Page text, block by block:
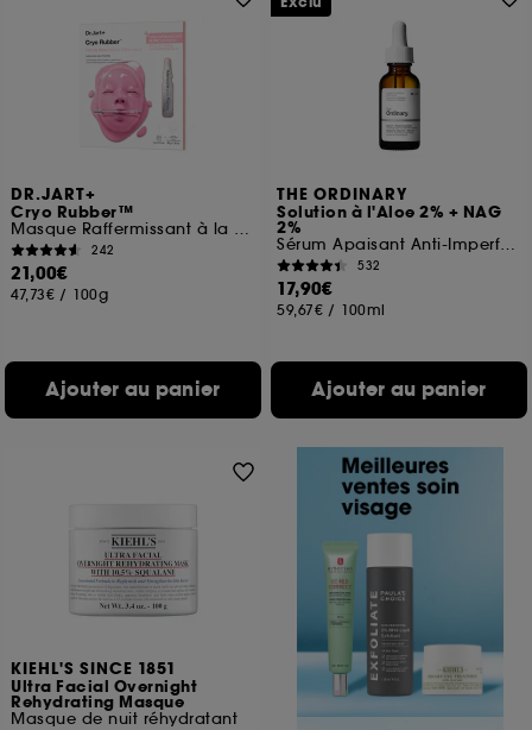
DR.JART+
Cryo Rubber™
Masque Raffermissant à la Glycérine
242
21,00€
47,73€ / 100g
Ajouter au panier
THE ORDINARY
Solution à l'Aloe 2% + NAG
2%
Sérum Apaisant Anti-Imperfections
532
17,90€
59,67€ / 100ml
Ajouter au panier
KIEHL'S SINCE 1851
Ultra Facial Overnight
Rehydrating Masque
Masque de nuit réhydratant